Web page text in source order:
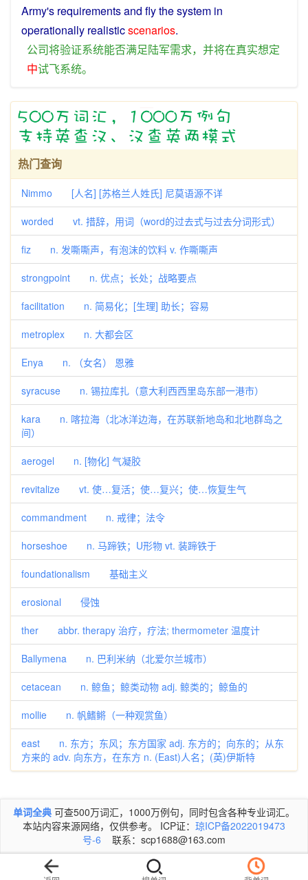
Army's requirementsand flythesystem in
operationally realisticscenarios.
公司将验证系统能否满足陆军需求， 并将在真实想定
中试飞系统。
热门查询
Nimmo [人名] [苏格兰人姓氏] 尼莫语源不详
worded vt. 措辞，用词（word的过去式与过去分词形式）
fiz n. 发嘶嘶声，有泡沫的饮料 v. 作嘶嘶声
strongpoint n. 优点；长处；战略要点
facilitation n. 简易化；[生理] 助长；容易
metroplex n. 大都会区
Enya n. （女名） 恩雅
syracuse n. 锡拉库扎（意大利西西里岛东部一港市）
kara n. 喀拉海（北冰洋边海，在苏联新地岛和北地群岛之
间）
aerogel n. [物化] 气凝胶
revitalize vt. 使…复活；使…复兴；使…恢复生气
commandment n. 戒律；法令
horseshoe n. 马蹄铁；U形物 vt. 装蹄铁于
foundationalism 基础主义
erosional 侵蚀
ther abbr. therapy 治疗，疗法; thermometer 温度计
Ballymena n. 巴利米纳（北爱尔兰城市）
cetacean n. 鲸鱼；鲸类动物 adj. 鲸类的；鲸鱼的
mollie n. 帆鳍鳉（一种观赏鱼）
east n. 东方；东风；东方国家 adj. 东方的；向东的；从东
方来的 adv. 向东方，在东方 n. (East)人名；(英)伊斯特
单词全典 可查500万词汇，1000万例句，同时包含各种专业词汇。
本站内容来源网络，仅供参考。 ICP证： 琼ICP备2022019473
号-6 联系：scp1688@163.com